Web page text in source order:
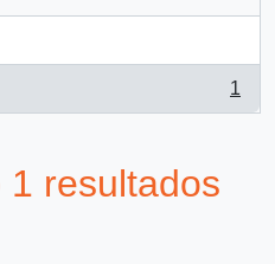
1
1 resultados